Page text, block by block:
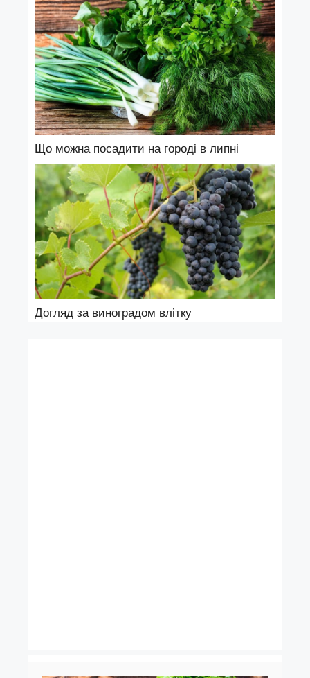
Що можна посадити на городі в липні
Догляд за виноградом влітку